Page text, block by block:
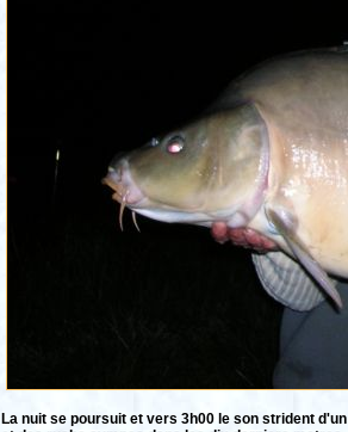
La nuit se poursuit et vers 3h00 le son strident